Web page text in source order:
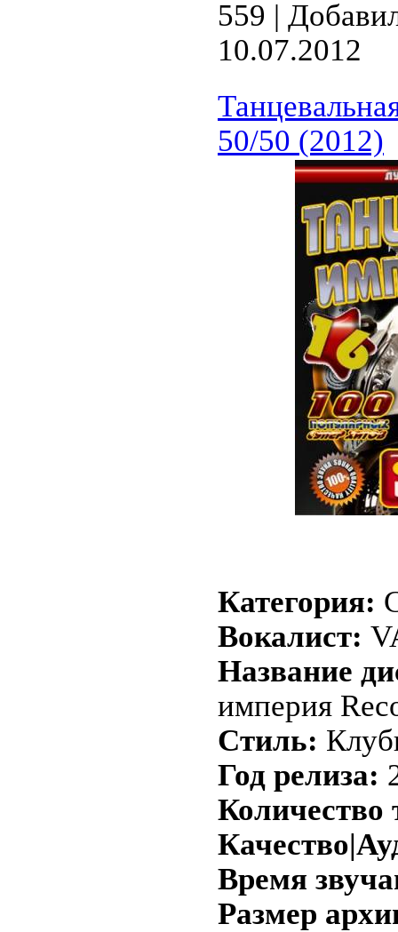
559 |
10.07.2012
50/50 (2012)
Категория:
Вокалист:
Название
империя
Стиль:
Год релиза:
Количество
Время
Размер